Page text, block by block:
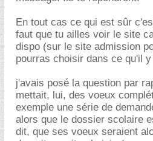
En tout cas ce qui est sûr
faut que tu ailles voir le site
dispo (sur le site admission
pourras choisir dans ce qu'il y
j'avais posé la question par
mettait, lui, des voeux
exemple une série de
alors que le dossier scolaire
dit, que ses voeux seraient